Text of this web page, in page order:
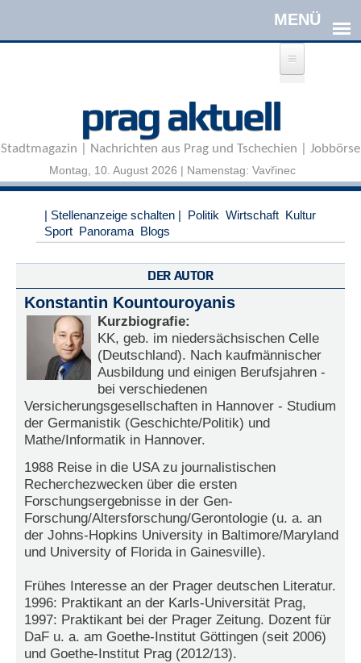
l
e
n
|
e
s
i
r
e
M
L
D
prag aktuell
Stadtmagazin | Nachrichten aus Prag und Tschechien | Jobbörse
Montag, 10. August 2026 | Namenstag: Vavřinec
| Stellenanzeige schalten | Politik Wirtschaft Kultur
Sport Panorama Blogs
DER AUTOR
Konstantin Kountouroyanis
Kurzbiografie:
KK, geb. im niedersächsischen Celle
(Deutschland). Nach kaufmännischer
Ausbildung und einigen Berufsjahren -
bei verschiedenen
Versicherungsgesellschaften in Hannover - Studium
der Germanistik (Geschichte/Politik) und
Mathe/Informatik in Hannover.
1988 Reise in die USA zu journalistischen
Recherchezwecken über die ersten
Forschungsergebnisse in der Gen-
Forschung/Altersforschung/Gerontologie (u. a. an
der Johns-Hopkins University in Baltimore/Maryland
und University of Florida in Gainesville).
Frühes Interesse an der Prager deutschen Literatur.
1996: Praktikant an der Karls-Universität Prag,
1997: Praktikant bei der Prager Zeitung. Dozent für
DaF u. a. am Goethe-Institut Göttingen (seit 2006)
und Goethe-Institut Prag (2012/13).